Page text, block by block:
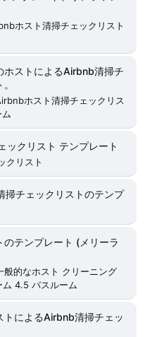
ホスト清掃チェックリスト
ホストによるAirbnb清掃チ
ホスト清掃チェックリス
ックリスト テンプレート
クリスト
掃チェックリストのテンプ
テンプレート (メリーラ
般的なホスト クリーニング
4.5 バスルーム
トによるAirbnb清掃チェッ